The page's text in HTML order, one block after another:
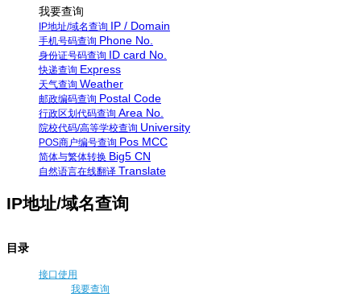
我要查询
IP地址/域名查询 IP / Domain
手机号码查询 Phone No.
身份证号码查询 ID card No.
快递查询 Express
天气查询 Weather
邮政编码查询 Postal Code
行政区划代码查询 Area No.
院校代码/高等学校查询 University
POS商户编号查询 Pos MCC
简体与繁体转换 Big5 CN
自然语言在线翻译 Translate
IP地址/域名查询
目录
接口使用
我要查询